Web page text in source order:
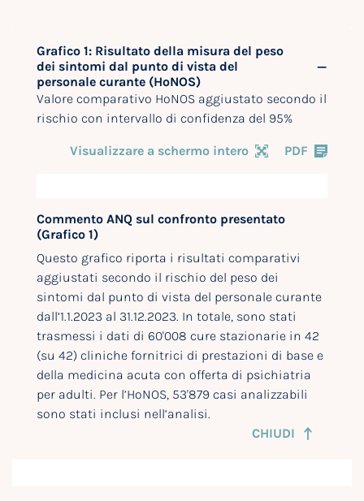
Grafico 1: Risultato della misura del peso
dei sintomi dal punto di vista del
personale curante (HoNOS)
Valore comparativo HoNOS aggiustato secondo il
rischio con intervallo di confidenza del 95%
Visualizzare a schermo intero PDF
Commento ANQ sul confronto presentato
(Grafico 1)
Questo grafico riporta i risultati comparativi
aggiustati secondo il rischio del peso dei
sintomi dal punto di vista del personale curante
dall’1.1.2023 al 31.12.2023. In totale, sono stati
trasmessi i dati di 60'008 cure stazionarie in 42
(su 42) cliniche fornitrici di prestazioni di base e
della medicina acuta con offerta di psichiatria
per adulti. Per l’HoNOS, 53'879 casi analizzabili
sono stati inclusi nell’analisi.
CHIUDI